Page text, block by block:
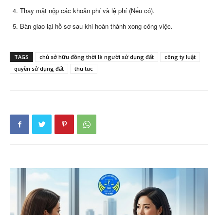
Thay mặt nộp các khoản phí và lệ phí (Nếu có).
Bàn giao lại hồ sơ sau khi hoàn thành xong công việc.
TAGS chủ sở hữu đồng thời là người sử dụng đất
công ty luật
quyền sử dụng đất
thu tuc